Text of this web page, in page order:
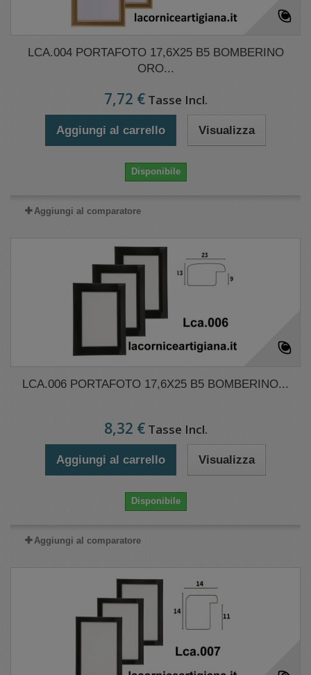
LCA.004 PORTAFOTO 17,6X25 B5 BOMBERINO
ORO...
7,72 € Tasse Incl.
Aggiungi al carrello Visualizza
Disponibile
Aggiungi al comparatore
LCA.006 PORTAFOTO 17,6X25 B5 BOMBERINO...
8,32 € Tasse Incl.
Aggiungi al carrello Visualizza
Disponibile
Aggiungi al comparatore